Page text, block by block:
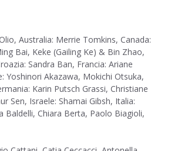
Australia: Merrie Tomkins, Canada:
Bai, Keke (Gailing Ke) & Bin Zhao,
Sandra Ban, Francia: Ariane
Yoshinori Akazawa, Mokichi Otsuka,
Karin Putsch Grassi, Christiane
Sen, Israele: Shamai Gibsh, Italia:
Baldelli, Chiara Berta, Paolo Biagioli,